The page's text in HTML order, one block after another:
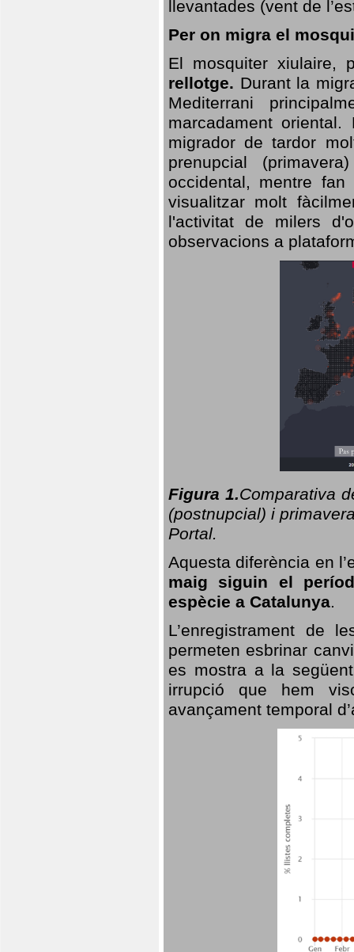
llevantades (vent de
Per on migra el
El mosquiter xiulaire,
rellotge. Durant la
Mediterrani
marcadament
migrador de tardor
prenupcial
occidental, mentre
visualitzar molt
l'activitat de milers
observacions a
Figura 1.Comparativa
(postnupcial) i
Portal.
Aquesta diferència en
maig siguin el
espècie a Catalunya.
L’enregistrament de
permeten esbrinar
es mostra a la
irrupció que hem
avançament temporal